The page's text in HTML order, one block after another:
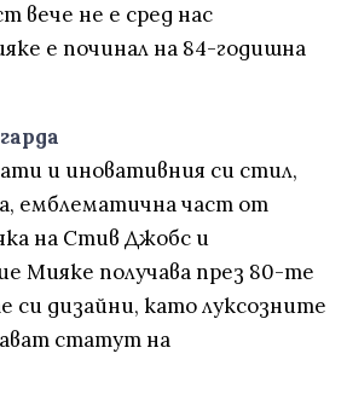
вече не е сред нас
е починал на 84-годишна
и иновативния си стил,
емблематична част от
на Стив Джобс и
Мияке получава през 80-те
си дизайни, като луксозните
статут на